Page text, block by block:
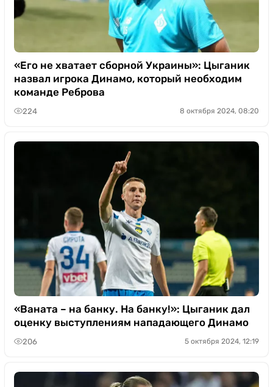
«Его не хватает сборной Украины»: Цыганик
назвал игрока Динамо, который необходим
команде Реброва
224 8 октября 2024, 08:20
«Ваната – на банку. На банку!»: Цыганик дал
оценку выступлениям нападающего Динамо
206 5 октября 2024, 12:19